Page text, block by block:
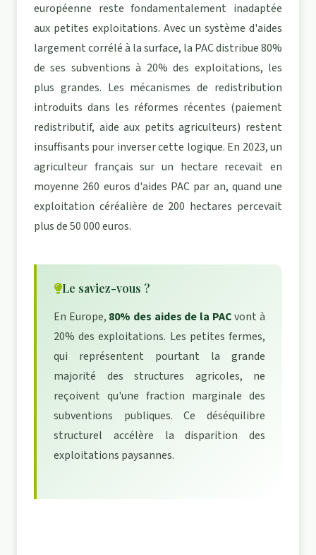
européenne reste fondamentalement inadaptée
aux petites exploitations. Avec un système d'aides
largement corrélé à la surface, la PAC distribue 80%
de ses subventions à 20% des exploitations, les
plus grandes. Les mécanismes de redistribution
introduits dans les réformes récentes (paiement
redistributif, aide aux petits agriculteurs) restent
insuffisants pour inverser cette logique. En 2023, un
agriculteur français sur un hectare recevait en
moyenne 260 euros d'aides PAC par an, quand une
exploitation céréalière de 200 hectares percevait
plus de 50 000 euros.
Le saviez-vous ?
En Europe, 80% des aides de la PACvont à
20% des exploitations. Les petites fermes,
qui représentent pourtant la grande
majorité des structures agricoles, ne
reçoivent qu'une fraction marginale des
subventions publiques. Ce déséquilibre
structurel accélère la disparition des
exploitations paysannes.